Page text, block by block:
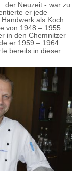
der Neuzeit - war zu
er jede
als Koch
von 1948 – 1955
in den Chemnitzer
er 1959 – 1964
bereits in dieser